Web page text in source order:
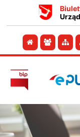
Przejdź do
Przejdź